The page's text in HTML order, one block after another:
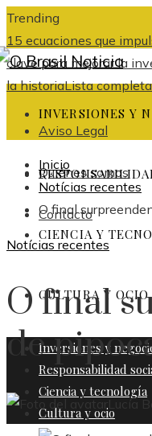
Trending
15 ecuaciones que
clave para mejorar la
la historiaLista
Aviso Legal
Quiénes somos
Contacto
INVERSIONES Y
CIENCIA Y
CULTURA Y OCIO
Inversiones y
Responsabilidad
Ciencia y tecnología
Cultura y ocio
Inicio
Notícias recentes
O final
Notícias recentes
O final
de
Lucía